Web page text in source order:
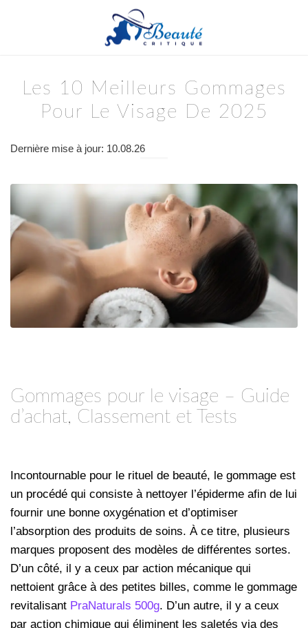
Les 10 Meilleurs Gommages
Pour Le Visage De 2025
Dernière mise à jour: 10.08.26
Gommages pour le visage – Guide
d’achat, Classement et Tests
Incontournable pour le rituel de beauté, le gommage est
un procédé qui consiste à nettoyer l’épiderme afin de lui
fournir une bonne oxygénation et d’optimiser
l’absorption des produits de soins. À ce titre, plusieurs
marques proposent des modèles de différentes sortes.
D’un côté, il y a ceux par action mécanique qui
nettoient grâce à des petites billes, comme le gommage
revitalisant PraNaturals 500g. D’un autre, il y a ceux
par action chimique qui éliminent les saletés via des